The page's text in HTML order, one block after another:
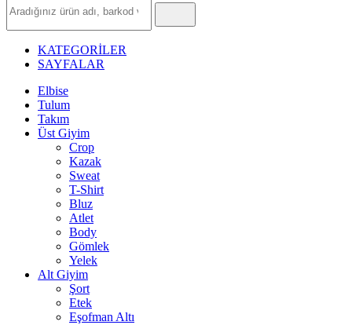
Ürün
KATEGORİLER
SAYFALAR
Elbise
Tulum
Takım
Üst Giyim
Crop
Kazak
Sweat
T-Shirt
Bluz
Atlet
Body
Gömlek
Yelek
Alt Giyim
Şort
Etek
Eşofman Altı